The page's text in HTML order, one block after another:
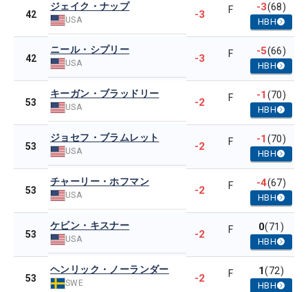
42
ジェイク・ナップ
USA -3 F -3(68)
HBH
42
ニール・シプリー
USA -3 F -5(66)
HBH
53
キーガン・ブラッドリー
USA -2 F -1(70)
HBH
53
ジョセフ・ブラムレット
USA -2 F -1(70)
HBH
53
チャーリー・ホフマン
USA -2 F -4(67)
HBH
53
ケビン・キスナー
USA -2 F 0(71)
HBH
53
ヘンリック・ノーランダー
SWE -2 F 1(72)
HBH